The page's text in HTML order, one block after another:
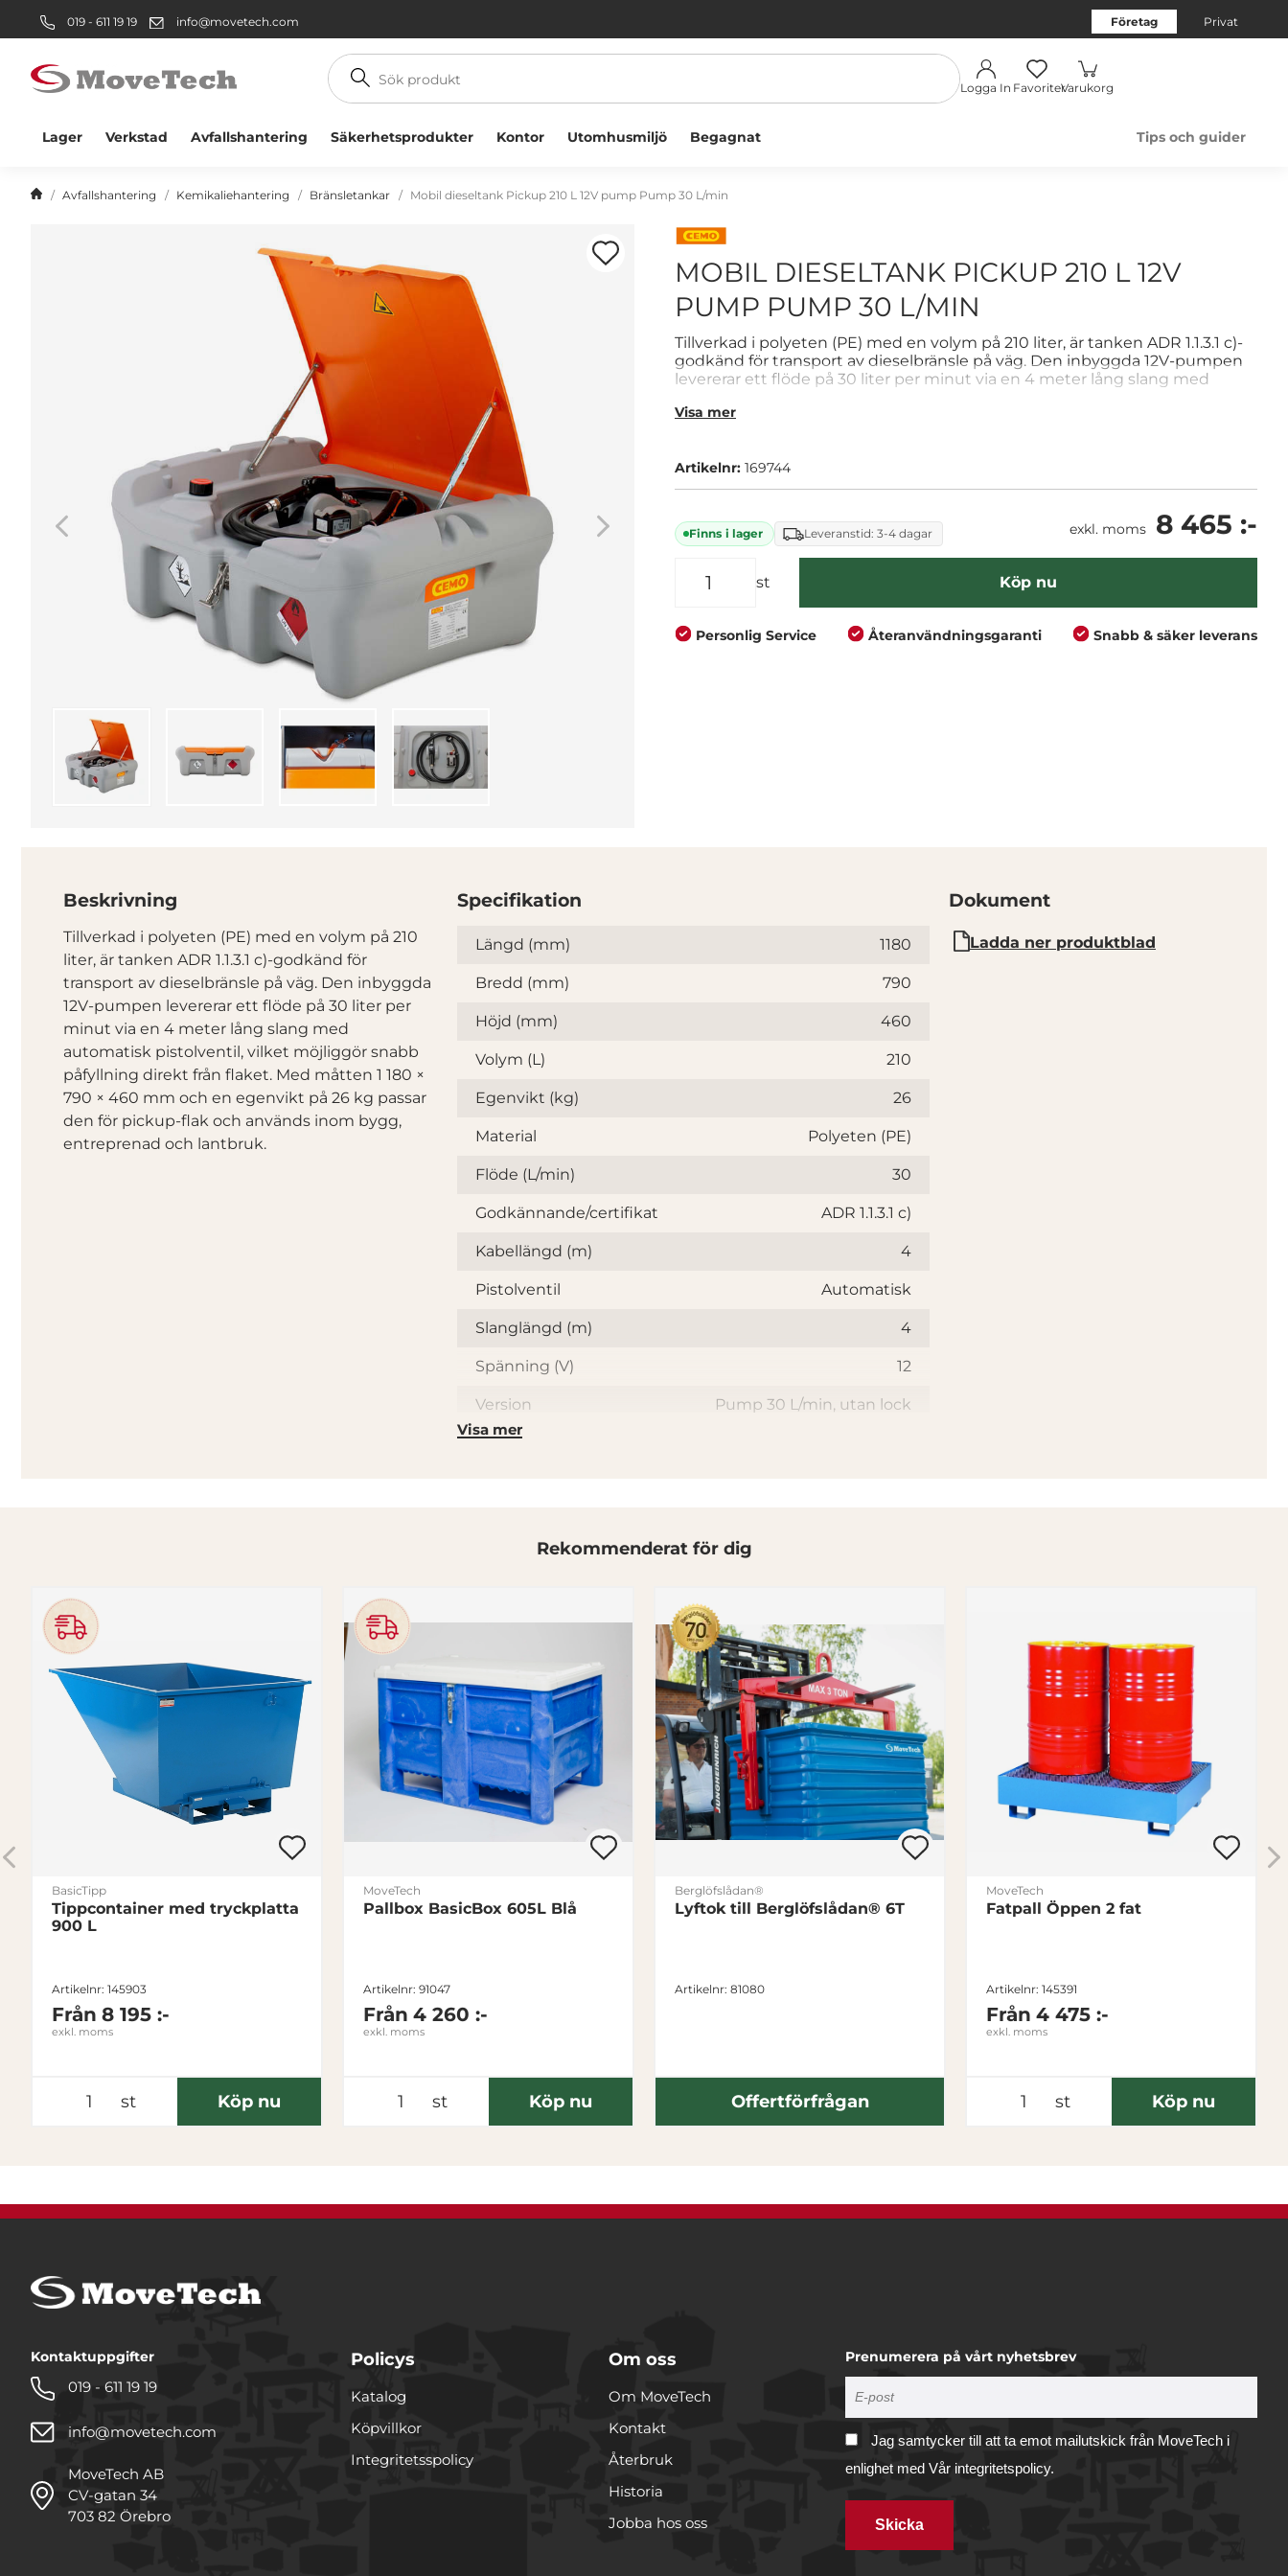
019 - 611 19 19 info@movetech.com Företag Privat
Sök
produkt
Logga In FavoriterVarukorg
Lager Verkstad Avfallshantering Säkerhetsprodukter Kontor Utomhusmiljö Begagnat Tips och guider
Avfallshantering Kemikaliehantering Bränsletankar Mobil dieseltank Pickup 210 L 12V pump Pump 30 L/min
MOBIL DIESELTANK PICKUP 210 L 12V
PUMP PUMP 30 L/MIN
Tillverkad i polyeten (PE) med en volym på 210 liter, är tanken ADR 1.1.3.1 c)-
godkänd för transport av dieselbränsle på väg. Den inbyggda 12V-pumpen
levererar ett flöde på 30 liter per minut via en 4 meter lång slang med
Med måtten 1 180 × 790 × 460 mm och en egenvikt på 26 kg passar den för
Visa mer
Artikelnr: 169744
Finns i lager Leveranstid: 3-4 dagar exkl. moms 8 465 :-
st Köp nu
Personlig Service Återanvändningsgaranti Snabb & säker leverans
Beskrivning
Tillverkad i polyeten (PE) med en volym på 210
liter, är tanken ADR 1.1.3.1 c)-godkänd för
transport av dieselbränsle på väg. Den inbyggda
12V-pumpen levererar ett flöde på 30 liter per
minut via en 4 meter lång slang med
automatisk pistolventil, vilket möjliggör snabb
påfyllning direkt från flaket. Med måtten 1 180 ×
790 × 460 mm och en egenvikt på 26 kg passar
den för pickup-flak och används inom bygg,
entreprenad och lantbruk.
Specifikation
Specifikation
Längd (mm) 1180
Bredd (mm) 790
Höjd (mm) 460
Volym (L) 210
Egenvikt (kg) 26
Material Polyeten (PE)
Flöde (L/min) 30
Godkännande/certifikat ADR 1.1.3.1 c)
Kabellängd (m) 4
Pistolventil Automatisk
Slanglängd (m) 4
Spänning (V) 12
Version
Pump 30 L/min, utan lock
Visa mer
Dokument
Ladda ner produktblad
Rekommenderat för dig
BasicTipp
Tippcontainer med tryckplatta
900 L
Artikelnr: 145903
Från 8 195 :-
exkl. moms
st Köp nu
MoveTech
Pallbox BasicBox 605L Blå
Artikelnr: 91047
Från 4 260 :-
exkl. moms
st Köp nu
Berglöfslådan®
Lyftok till Berglöfslådan® 6T
Artikelnr: 81080
Offertförfrågan
MoveTech
Fatpall Öppen 2 fat
Artikelnr: 145391
Från 4 475 :-
exkl. moms
st Köp nu
Kontaktuppgifter
019 - 611 19 19
info@movetech.com
MoveTech AB
CV-gatan 34
703 82 Örebro
Policys
Katalog
Köpvillkor
Integritetsspolicy
Om oss
Om MoveTech
Kontakt
Återbruk
Historia
Jobba hos oss
Prenumerera på vårt nyhetsbrev
Jag samtycker till att ta emot mailutskick från MoveTech i
enlighet med Vår integritetspolicy.
Skicka
Välkommen! Välj hur du vill handla:
Företag